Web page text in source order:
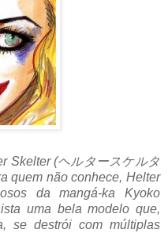
Skelter (ヘルタースケルタ
quem não conhece, Helter
da mangá-ka Kyoko
uma bela modelo que,
se destrói com múltiplas